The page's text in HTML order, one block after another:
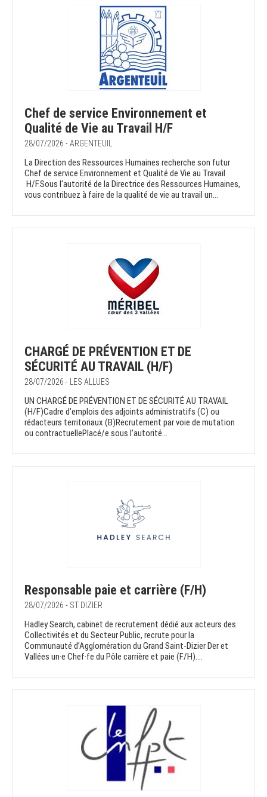
Chef de service Environnement et
Qualité de Vie au Travail H/F
28/07/2026 - ARGENTEUIL
La Direction des Ressources Humaines recherche son futur
Chef de service Environnement et Qualité de Vie au Travail
H/F.Sous l'autorité de la Directrice des Ressources Humaines,
vous contribuez à faire de la qualité de vie au travail un...
CHARGÉ DE PRÉVENTION ET DE
SÉCURITÉ AU TRAVAIL (H/F)
28/07/2026 - LES ALLUES
UN CHARGÉ DE PRÉVENTION ET DE SÉCURITÉ AU TRAVAIL
(H/F)Cadre d’emplois des adjoints administratifs (C) ou
rédacteurs territoriaux (B)Recrutement par voie de mutation
ou contractuellePlacé/e sous l’autorité...
Responsable paie et carrière (F/H)
28/07/2026 - ST DIZIER
Hadley Search, cabinet de recrutement dédié aux acteurs des
Collectivités et du Secteur Public, recrute pour la
Communauté d’Agglomération du Grand Saint-Dizier Der et
Vallées un·e Chef·fe du Pôle carrière et paie (F/H)....